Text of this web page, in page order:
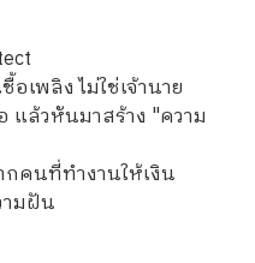
เพลิง ไม่ใช่เจ้านาย
แล้วหันมาสร้าง "ความ
คนที่ทำงานให้เงิน
มฝัน